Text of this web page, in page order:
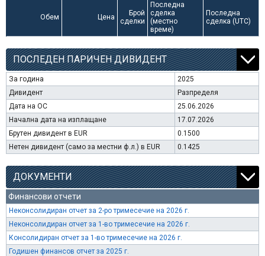
Обем Цена
Брой
сделки
Последна
сделка
(местно
време)
Последна
сделка (UTC)
ПОСЛЕДЕН ПАРИЧЕН ДИВИДЕНТ
За година
2025
Дивидент
Разпределя
Дата на ОС
25.06.2026
Начална дата на изплащане
17.07.2026
Брутен дивидент в EUR
0.1500
Нетен дивидент (само за местни ф.л.) в EUR
0.1425
ДОКУМЕНТИ
Финансови отчети
Неконсолидиран отчет за 2-ро тримесечие на 2026 г.
Неконсолидиран отчет за 1-во тримесечие на 2026 г.
Консолидиран отчет за 1-во тримесечие на 2026 г.
Годишен финансов отчет за 2025 г.